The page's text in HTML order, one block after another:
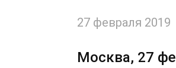
27 февраля 2019
Москва, 27